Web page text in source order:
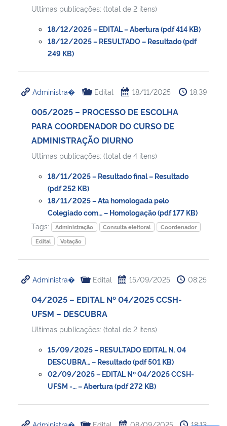
Ultimas publicações: (total de 2 itens)
18/12/2025 – EDITAL – Abertura (pdf 414 KB)
18/12/2025 – RESULTADO – Resultado (pdf
249 KB)
Administra� Edital 18/11/2025 18:39
005/2025 – PROCESSO DE ESCOLHA
PARA COORDENADOR DO CURSO DE
ADMINISTRAÇÃO DIURNO
Ultimas publicações: (total de 4 itens)
18/11/2025 – Resultado final – Resultado
(pdf 252 KB)
18/11/2025 – Ata homologada pelo
Colegiado com… – Homologação (pdf 177 KB)
Tags:
Administração Consulta eleitoral
Coordenador
Edital
Votação
Administra� Edital 15/09/2025 08:25
04/2025 – EDITAL Nº 04/2025 CCSH-
UFSM – DESCUBRA
Ultimas publicações: (total de 2 itens)
15/09/2025 – RESULTADO EDITAL N. 04
DESCUBRA… – Resultado (pdf 501 KB)
02/09/2025 – EDITAL Nº 04/2025 CCSH-
UFSM -… – Abertura (pdf 272 KB)
Administra� Edital 08/09/2025 18:13